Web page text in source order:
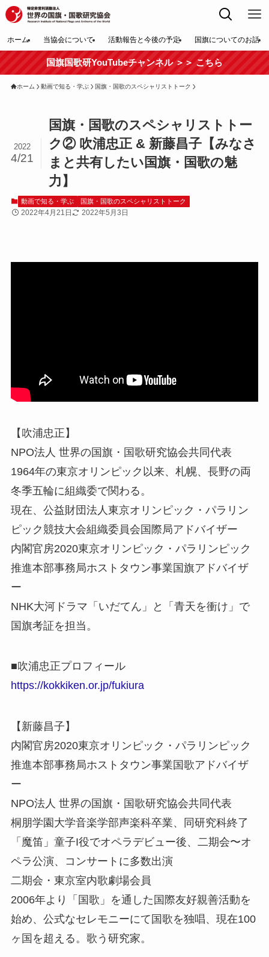
ホーム 当協会について 活動報告と今後の予定 国旗についてのお話
国旗国歌研YouTubeチャンネル ＞＞ こちら
ホーム 動画で知る・学ぶ 国旗・国歌のスペシャリストトーク
国旗・国歌のスペシャリストトー
ク② 吹浦忠正 & 新藤昌子【みなさ
まと共有したい国旗・国歌の魅
力】
2022
4/21
動画で知る・学ぶ 国旗・国歌のスペシャリストトーク
2022年4月21日 2022年5月3日
【吹浦忠正】
NPO法人 世界の国旗・国歌研究協会共同代表
1964年の東京オリンピック以来、札幌、長野の両
冬季五輪に組織委で関わる。
現在、公益財団法人東京オリンピック・パラリン
ピック競技大会組織委員会国際局アドバイザー
内閣官房2020東京オリンピック・パラリンピック
推進本部事務局ホストタウン事業国旗アドバイザ
ー
NHK大河ドラマ「いだてん」と「青天を衝け」で
国旗考証を担当。
■吹浦忠正プロフィール
https://kokkiken.or.jp/fukiura
【新藤昌子】
内閣官房2020東京オリンピック・パラリンピック
推進本部事務局ホストタウン事業国歌アドバイザ
ー
NPO法人 世界の国旗・国歌研究協会共同代表
桐朋学園大学音楽学部声楽科卒業、同研究科終了
「魔笛」童子I役でオペラデビュー後、二期会〜オ
ペラ公演、コンサートに多数出演
二期会・東京室内歌劇場会員
2006年より「国歌」を通した国際友好親善活動を
始め、公式なセレモニーにて国歌を独唱、現在100
ヶ国を超える。歌う研究家。